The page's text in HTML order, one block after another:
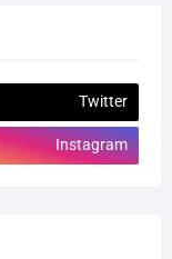
Twitter
Instagram